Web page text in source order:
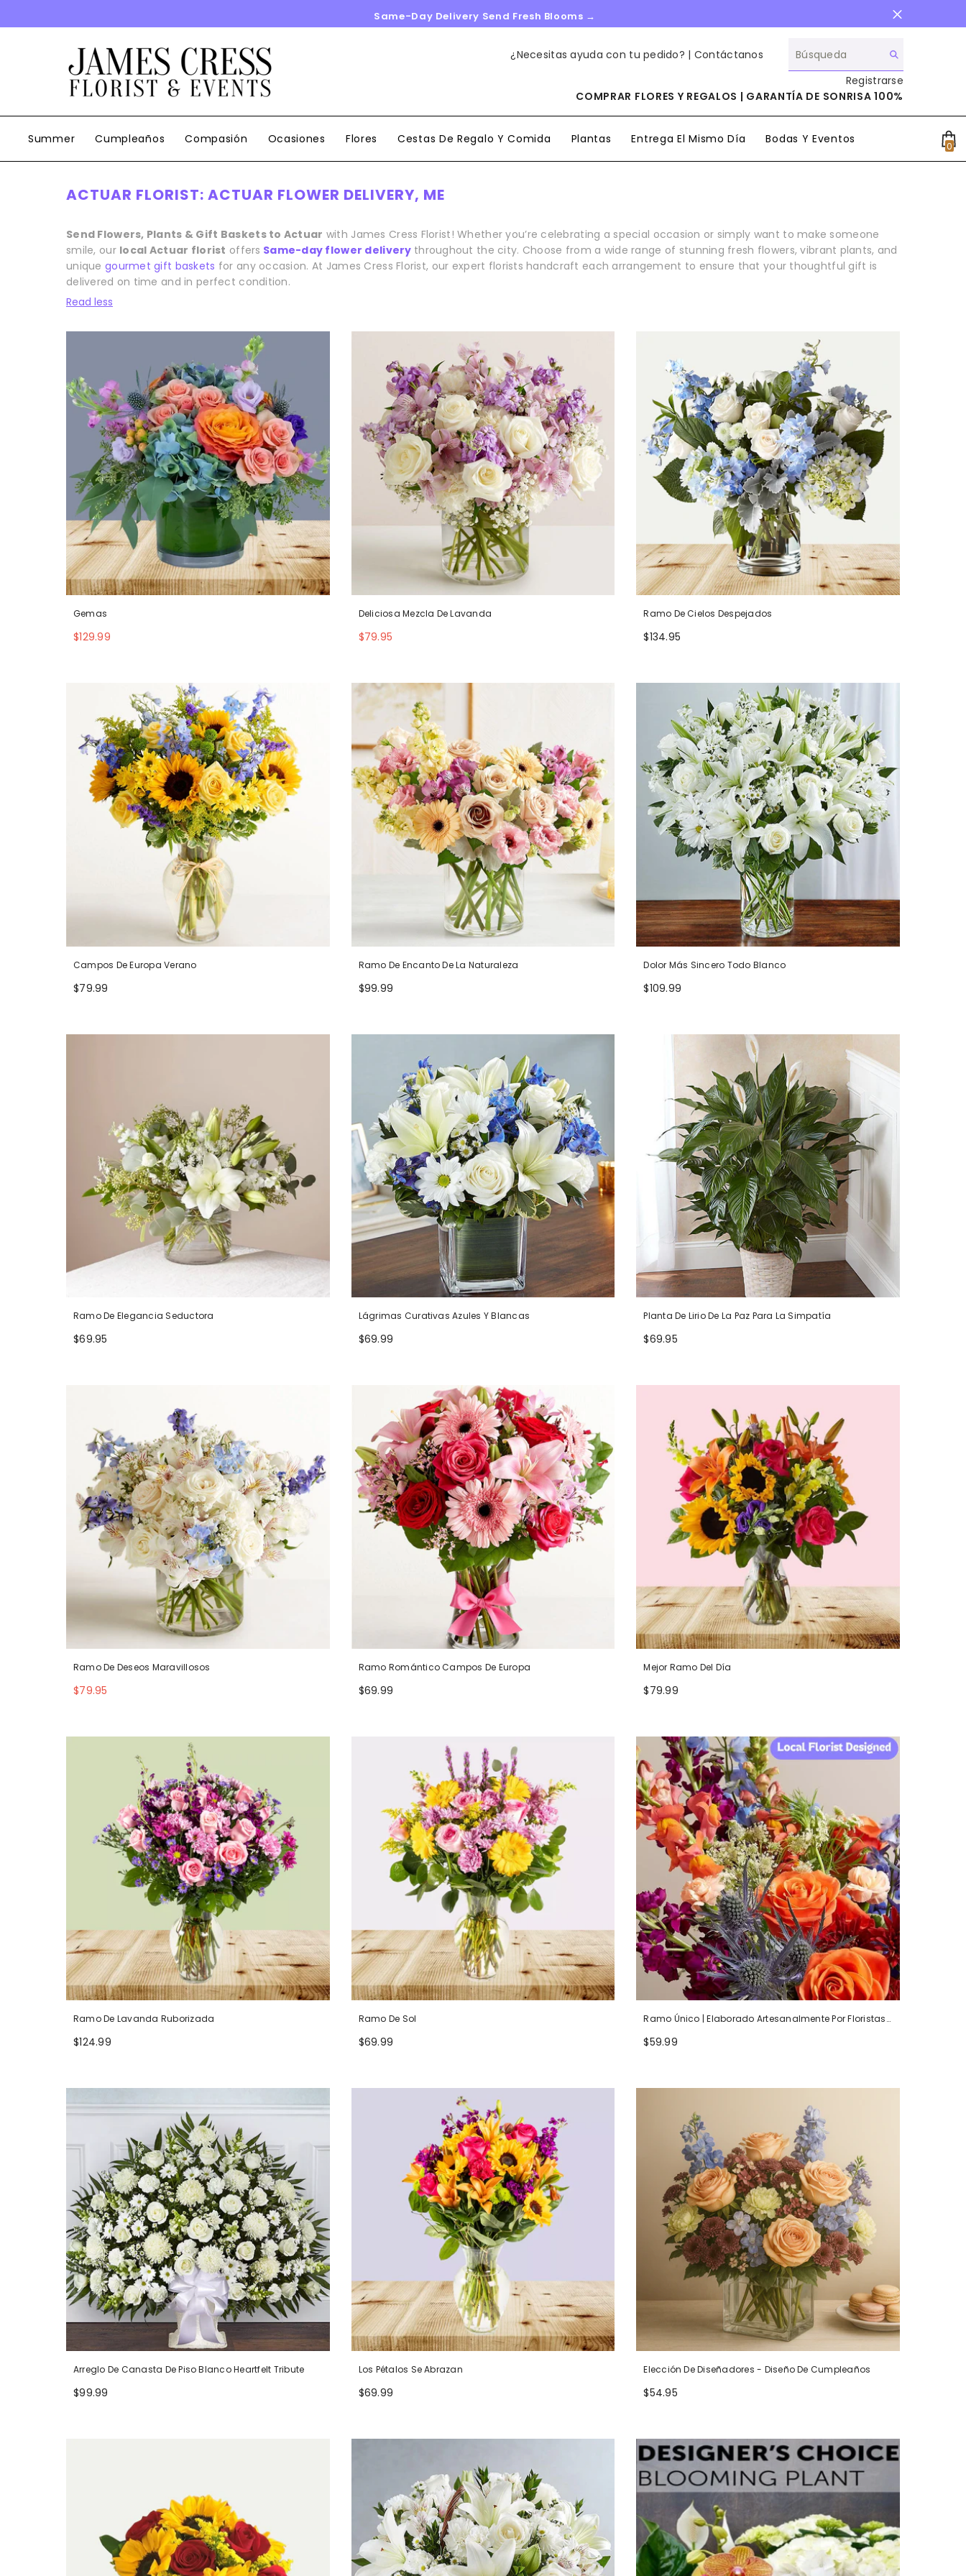
Same-Day Delivery Send Fresh Blooms →
¿Necesitas ayuda con tu pedido? | Contáctanos
Registrarse
COMPRAR FLORES Y REGALOS | GARANTÍA DE SONRISA 100%
Summer Cumpleaños Compasión Ocasiones Flores Cestas De Regalo Y Comida Plantas Entrega El Mismo Día Bodas Y Eventos
00
ACTUAR FLORIST: ACTUAR FLOWER DELIVERY, ME
Send Flowers, Plants & Gift Baskets to Actuar with James Cress Florist! Whether you’re celebrating a special occasion or simply want to make someone
smile, our local Actuar florist offers Same-day flower delivery throughout the city. Choose from a wide range of stunning fresh flowers, vibrant plants, and
unique gourmet gift baskets for any occasion. At James Cress Florist, our expert florists handcraft each arrangement to ensure that your thoughtful gift is
delivered on time and in perfect condition.
Read less
Gemas
$129.99
Deliciosa Mezcla De Lavanda
$79.95
Ramo De Cielos Despejados
$134.95
Campos De Europa Verano
$79.99
Ramo De Encanto De La Naturaleza
$99.99
Dolor Más Sincero Todo Blanco
$109.99
Ramo De Elegancia Seductora
$69.95
Lágrimas Curativas Azules Y Blancas
$69.99
Planta De Lirio De La Paz Para La Simpatía
$69.95
Ramo De Deseos Maravillosos
$79.95
Ramo Romántico Campos De Europa
$69.99
Mejor Ramo Del Día
$79.99
Ramo De Lavanda Ruborizada
$124.99
Ramo De Sol
$69.99
Ramo Único | Elaborado Artesanalmente Por Floristas
Locales
$59.99
Arreglo De Canasta De Piso Blanco Heartfelt Tribute
$99.99
Los Pétalos Se Abrazan
$69.99
Elección De Diseñadores - Diseño De Cumpleaños
$54.95